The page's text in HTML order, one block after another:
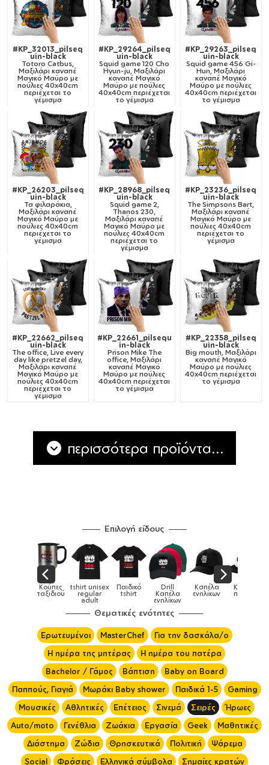
#KP_32013_pilseq
uin-black
Totoro Catbus,
Μαξιλάρι καναπέ
Μαγικό Μαύρο με
πούλιες 40x40cm
περιέχεται το
γέμισμα
#KP_29264_pilseq
uin-black
Squid game 120 Cho
Hyun-ju, Μαξιλάρι
καναπέ Μαγικό
Μαύρο με πούλιες
40x40cm περιέχεται
το γέμισμα
#KP_29263_pilseq
uin-black
Squid game 456 Gi-
Hun, Μαξιλάρι
καναπέ Μαγικό
Μαύρο με πούλιες
40x40cm περιέχεται
το γέμισμα
#KP_26203_pilseq
uin-black
Τα φιλαράκια,
Μαξιλάρι καναπέ
Μαγικό Μαύρο με
πούλιες 40x40cm
περιέχεται το
γέμισμα
#KP_28968_pilseq
uin-black
Squid game 2,
Thanos 230,
Μαξιλάρι καναπέ
Μαγικό Μαύρο με
πούλιες 40x40cm
περιέχεται το
γέμισμα
#KP_23236_pilseq
uin-black
The Simpsons Bart,
Μαξιλάρι καναπέ
Μαγικό Μαύρο με
πούλιες 40x40cm
περιέχεται το
γέμισμα
#KP_22662_pilseq
uin-black
The office, Live every
day like pretzel day,
Μαξιλάρι καναπέ
Μαγικό Μαύρο με
πούλιες 40x40cm
περιέχεται το
γέμισμα
#KP_22661_pilsequ
in-black
Prison Mike The
office, Μαξιλάρι
καναπέ Μαγικό
Μαύρο με πούλιες
40x40cm περιέχεται
το γέμισμα
#KP_22358_pilseq
uin-black
Big mouth, Μαξιλάρι
καναπέ Μαγικό
Μαύρο με πούλιες
40x40cm περιέχεται
το γέμισμα
περισσότερα προϊόντα...
Επιλογή είδους
Παιδικό Drill
Καπέλα
Καπέλα
ενηλίκων
Καπέλα
παιδικά Κούπες Κούπες
ειδικές
Θεματικές ενότητες
Ερωτευμένοι MasterChef
Για την δασκάλα/ο
Η ημέρα της μητέρας
Η ημέρα του πατέρα
Bachelor / Γάμος
Βάπτιση
Baby on Board
Παππούς, Γιαγιά
Μωράκι Baby shower Παιδικά 1-5
Gaming
Μουσικές
Αθλητικές Επέτειος Σινεμά Σειρές
Ήρωες
Auto/moto
Γενέθλια Ζωάκια Εργασία Geek
Μαθητικές
Διάστημα
Ζώδια Θρησκευτικά Πολιτική
Ψάρεμα
Social
Φράσεις Ελληνικά σύμβολα
Σημαίες κρατών